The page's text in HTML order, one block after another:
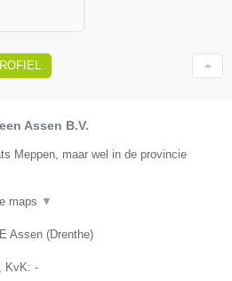
Assen B.V.
Meppen, maar wel in de provincie
maps ▼
Assen (Drenthe)
, KvK: -